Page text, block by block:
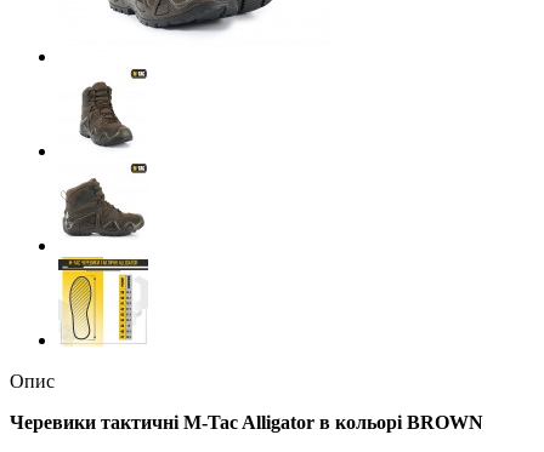
Опис
Черевики тактичні M-Tac Alligator в кольорі BROWN